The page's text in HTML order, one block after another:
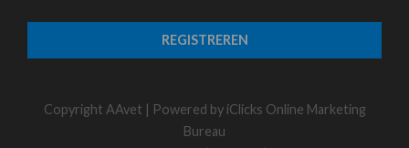
REGISTREREN
Copyright AAvet | Powered by iClicks Online Marketing
Bureau